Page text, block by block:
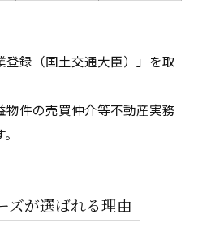
登録（国土交通大臣）」を取
件の売買仲介等不動産実務
ズが選ばれる理由